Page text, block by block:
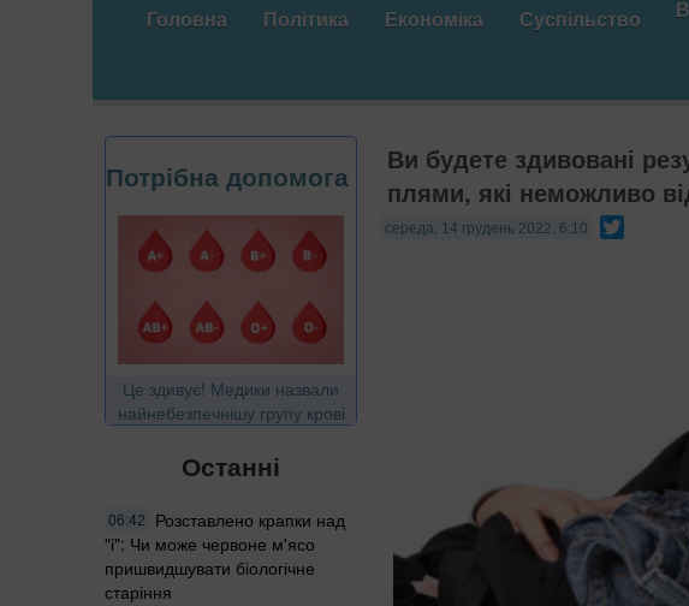
Головна Політика Економіка Суспільство
Потрібна допомога
Це здивує! Медики назвали
найнебезпечнішу групу крові
Останні
06:42
Розставлено крапки над
"і": Чи може червоне м'ясо
пришвидшувати біологічне
старіння
Ви будете здивовані
плями, які неможливо
середа, 14 грудень 2022, 6:10